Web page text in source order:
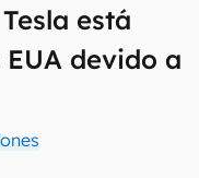
está
devido a